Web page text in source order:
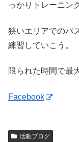
っかりトレーニン
狭いエリアでのパ
練習していこう。
限られた時間で最
Facebook
活動ブログ